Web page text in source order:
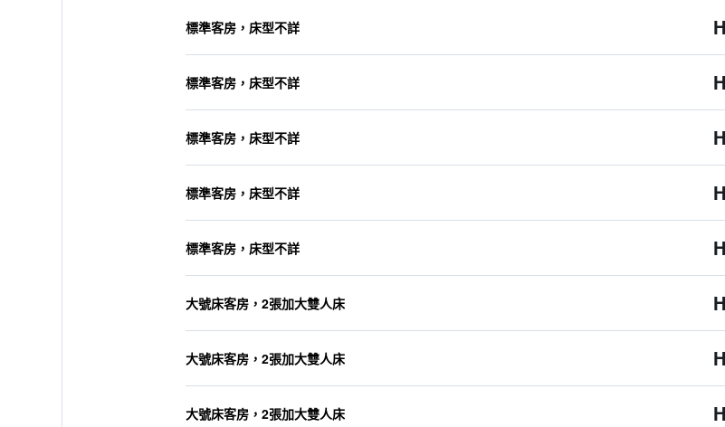
標準客房，床型不詳
標準客房，床型不詳
標準客房，床型不詳
標準客房，床型不詳
標準客房，床型不詳
大號床客房，2張加大雙人床
大號床客房，2張加大雙人床
大號床客房，2張加大雙人床